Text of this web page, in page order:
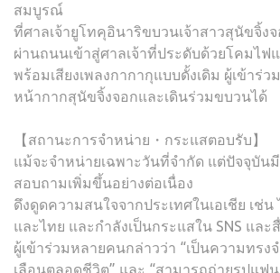
สมบูรณ์
ที่ศาลเจ้ายูโทคุอินาริขบวนเจ้าสาวสุนัขจิ้ง
ผ่านถนนเข้าสู่ศาลเจ้าที่ประดับด้วยโคมไฟ
พร้อมเสียงเพลงกากากุแบบดั้งเดิม ผู้เข้าร่ว
หน้ากากสุนัขจิ้งจอกและเดินร่วมขบวนได้
【สถานะการจำหน่าย・กระแสตอบรับ】
แม้จะจำหน่ายเฉพาะวันที่จำกัด แต่ปัจจุบัน
สอบถามเพิ่มขึ้นอย่างต่อเนื่อง
ดึงดูดความสนใจจากประเทศในเอเชีย เช่น
และไทย และกำลังเป็นกระแสใน SNS และ
ผู้เข้าร่วมหลายคนกล่าวว่า “เป็นความทรง